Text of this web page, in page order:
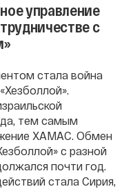
управление
с
стала война
тем самым
ХАМАС. Обмен
с разной
почти год.
стала Сирия,